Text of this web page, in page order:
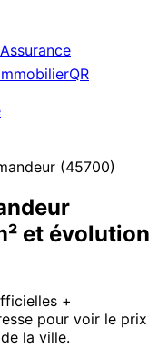
Assurance
QR
(45700)
et évolution
+
pour voir le prix
la ville.